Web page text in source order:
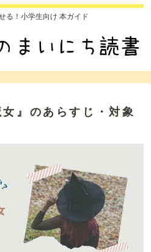
る！小学生向け 本ガイド
女』のあらすじ・対象